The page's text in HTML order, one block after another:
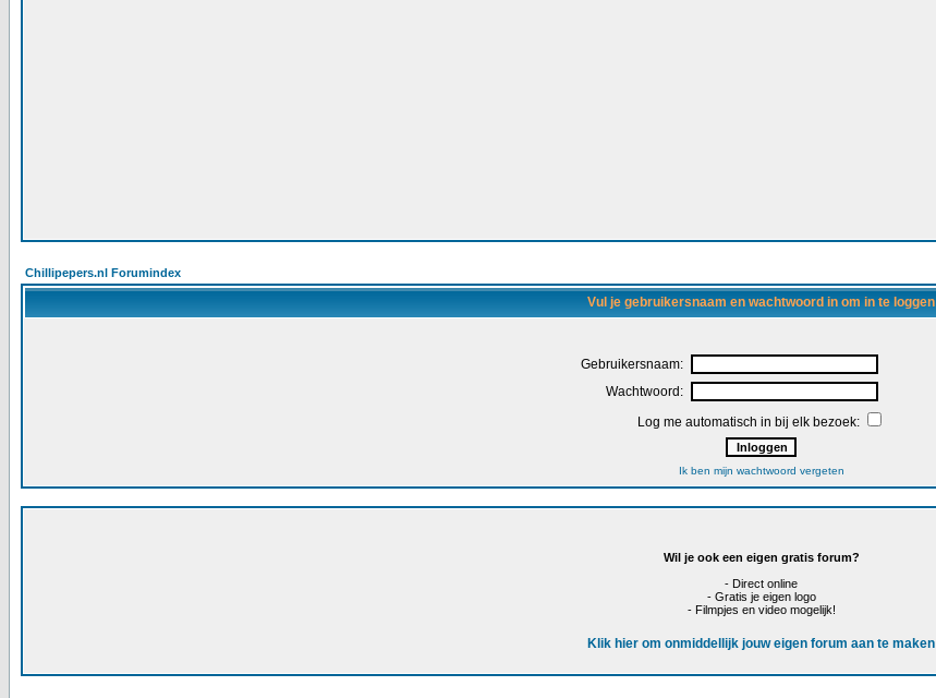
Chillipepers.nl Forumindex
Vul je gebruikersnaam en wachtwoord in om in te loggen
Gebruikersnaam:
Wachtwoord:
Log me automatisch in bij elk bezoek:
Ik ben mijn wachtwoord vergeten
Wil je ook een eigen gratis forum?
- Direct online
- Gratis je eigen logo
- Filmpjes en video mogelijk!
Klik hier om onmiddellijk jouw eigen forum aan te maken